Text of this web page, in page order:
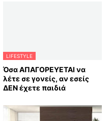
LIFESTYLE
Όσα ΑΠΑΓΟΡΕΥΕΤΑΙ να
λέτε σε γονείς, αν εσείς
ΔΕΝ έχετε παιδιά